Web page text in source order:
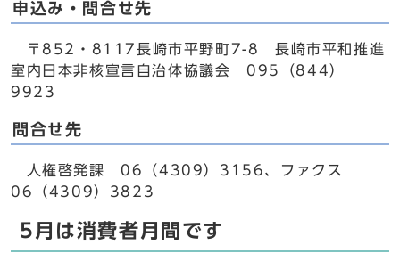
申込み・問合せ先
〒852・8117長崎市平野町7-8 長崎市平和推進
室内日本非核宣言自治体協議会 095（844）
9923
問合せ先
人権啓発課 06（4309）3156、ファクス
06（4309）3823
5月は消費者月間です